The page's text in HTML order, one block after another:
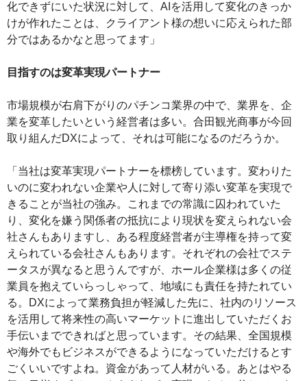
化できずにいた状況に対して、AIを活用して変化のきっか
けが作れたことは、クライアント様の想いに応えられた部
分ではあるかなと思ってます」
目指すのは変革実現パートナー
市場規模が右肩下がりのパチンコ業界の中で、業界を、企
業を変革したいという経営者は多い。合田観光商事が今回
取り組んだDXによって、それは可能になるのだろうか。
「当社は変革実現パートナーを標榜しています。変わりた
いのに変われない企業や人に対して寄り添い変革を実現で
きることが当社の強み。これまでの常識に囚われていた
り、変化を嫌う関係者の抵抗により現状を変えられない会
社さんもありますし、ある程度経営者が主導権を持って変
えられている会社さんもあります。それぞれの会社でステ
ータスが異なると思うんですが、ホール企業様は多くの従
業員を抱えていらっしゃって、地域にも責任を持たれてい
る。DXによって業務負担が軽減した先に、社内のリソース
を活用して将来性の高いマーケットに進出していただくお
手伝いまでできればと思っています。その結果、全国規模
や海外でもビジネスができるようになっていただけるとす
ごくいいですよね。資金があって人材がいる。あとはやる